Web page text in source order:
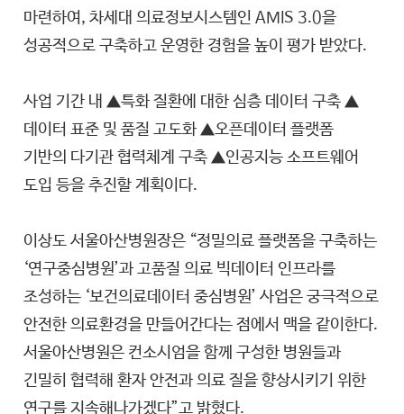
마련하여, 차세대 의료정보시스템인 AMIS 3.0을
성공적으로 구축하고 운영한 경험을 높이 평가 받았다.
사업 기간 내 ▲특화 질환에 대한 심층 데이터 구축 ▲
데이터 표준 및 품질 고도화 ▲오픈데이터 플랫폼
기반의 다기관 협력체계 구축 ▲인공지능 소프트웨어
도입 등을 추진할 계획이다.
이상도 서울아산병원장은 “정밀의료 플랫폼을 구축하는
‘연구중심병원’과 고품질 의료 빅데이터 인프라를
조성하는 ‘보건의료데이터 중심병원’ 사업은 궁극적으로
안전한 의료환경을 만들어간다는 점에서 맥을 같이한다.
서울아산병원은 컨소시엄을 함께 구성한 병원들과
긴밀히 협력해 환자 안전과 의료 질을 향상시키기 위한
연구를 지속해나가겠다”고 밝혔다.